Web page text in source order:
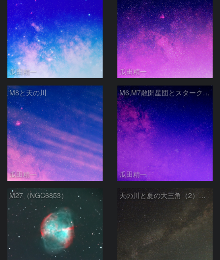
瓜田精一 瓜田精一
M8と天の川
瓜田精一
M6,M7散開星団とスタークラウド
瓜田精一
M27（NGC6853） 天の川と夏の大三角（2） 230502